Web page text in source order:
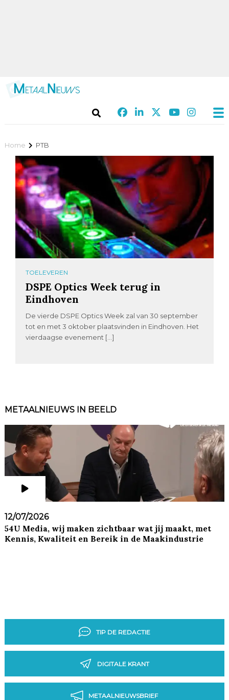
Home PTB
TOELEVEREN
DSPE Optics Week terug in
Eindhoven
De vierde DSPE Optics Week zal van 30 september
tot en met 3 oktober plaatsvinden in Eindhoven. Het
vierdaagse evenement […]
METAALNIEUWS IN BEELD
12/07/2026
54U Media, wij maken zichtbaar wat jij maakt, met
Kennis, Kwaliteit en Bereik in de Maakindustrie
TIP DE REDACTIE
DIGITALE KRANT
METAALNIEUWSBRIEF